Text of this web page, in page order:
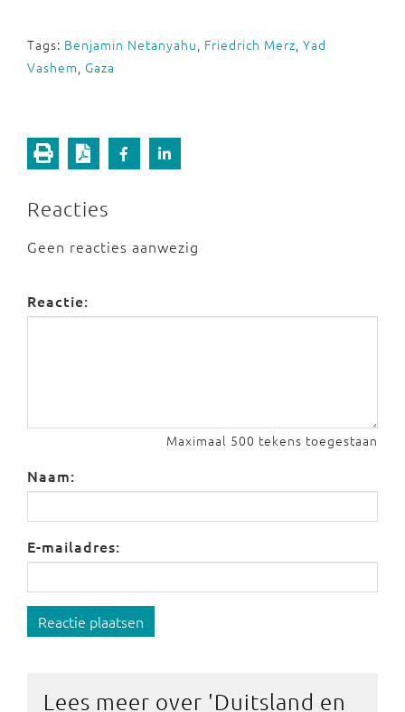
Tags: Benjamin Netanyahu, Friedrich Merz, Yad
Vashem, Gaza
Reacties
Geen reacties aanwezig
Reactie:
Maximaal 500 tekens toegestaan
Naam:
E-mailadres:
Reactie plaatsen
Lees meer over 'Duitsland en